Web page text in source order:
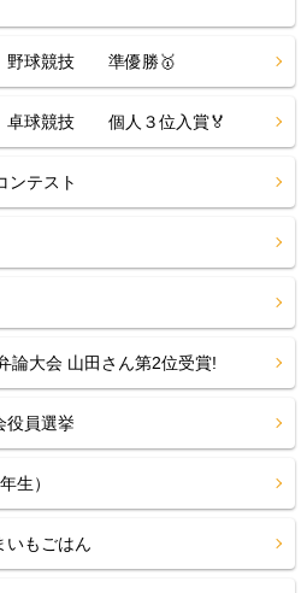
野球競技 準優勝🥇
卓球競技 個人３位入賞🏅
ンテスト
論大会 山田さん第2位受賞!
役員選挙
生）
いもごはん